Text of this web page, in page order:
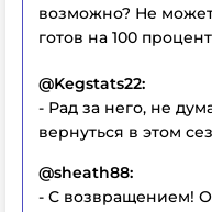
возможно? Не
готов на 100
@Kegstats22:
- Рад за него, не
вернуться в этом
@sheath88:
- С возвращением!